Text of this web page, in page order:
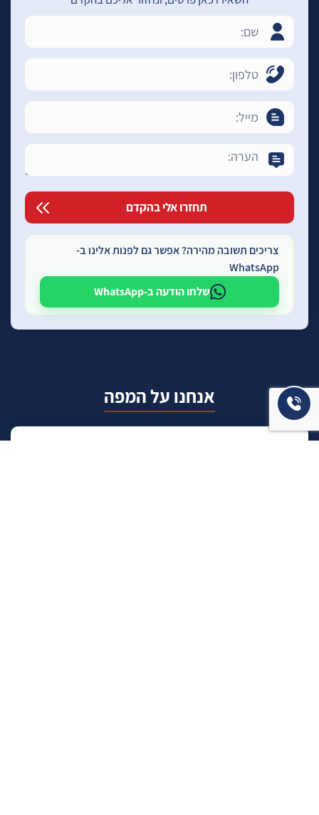
צריכים תשובה מהירה? אפשר גם לפנות אלינו ב-
WhatsApp
שלחו הודעה ב-WhatsApp
אנחנו על המפה